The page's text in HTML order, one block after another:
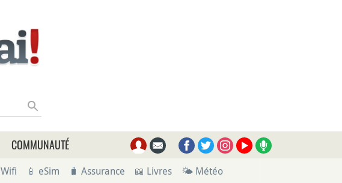
COMMUNAUTÉ
📱 eSim 🧳 Assurance 📖 Livres 🌤 Météo